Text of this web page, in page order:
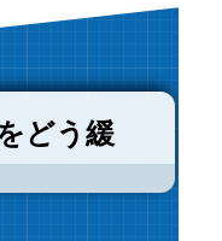
どう緩